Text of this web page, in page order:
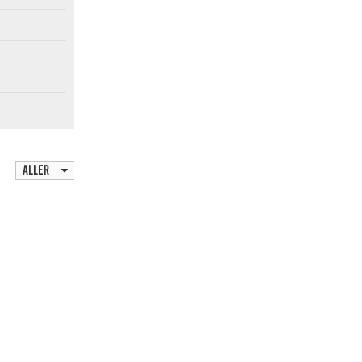
Aller